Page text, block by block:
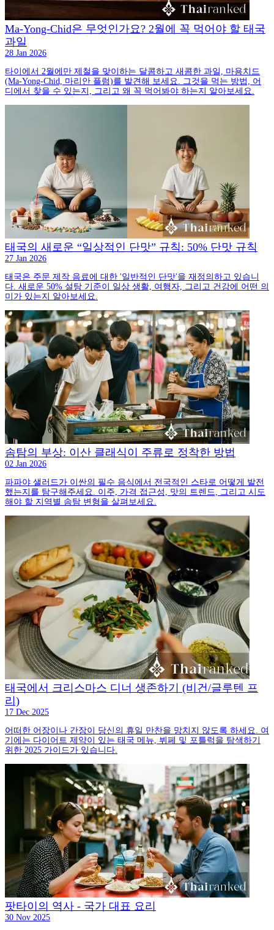
Ma-Yong-Chid은 무엇인가요? 2월에 꼭 먹어야 할 태국
과일
28 Jan 2026
타이에서 2월에만 제철을 맞이하는 달콤하고 새콤한 과일, 마용치드
(Ma-Yong-Chid, 마리안 플럼)를 발견해 보세요. 그것을 먹는 방법, 어
디에서 찾을 수 있는지, 그리고 왜 꼭 먹어봐야 하는지 알아보세요.
태국의 새로운 “일상적인 단맛” 규칙: 50% 단맛 규칙
27 Jan 2026
태국은 주문 제작 음료에 대한 '일반적인 단맛'을 재정의하고 있습니
다. 새로운 50% 설탕 기준이 일상 생활, 여행자, 그리고 건강에 어떤 의
미가 있는지 알아보세요.
솜탐의 부상: 이산 클래식이 주류로 정착한 방법
02 Jan 2026
파파야 샐러드가 이싼의 필수 음식에서 전국적인 스타로 어떻게 발전
했는지를 탐구해주세요. 이주, 가격 접근성, 맛의 트렌드, 그리고 시도
해야 할 지역별 솜탐 변형을 살펴보세요.
태국에서 크리스마스 디너 생존하기 (비건/글루텐 프
리)
17 Dec 2025
어떠한 어장이나 간장이 당신의 휴일 만찬을 망치지 않도록 하세요. 여
기에는 다이어트 제약이 있는 태국 메뉴, 뷔페 및 포틀럭을 탐색하기
위한 2025 가이드가 있습니다.
팟타이의 역사 - 국가 대표 요리
30 Nov 2025